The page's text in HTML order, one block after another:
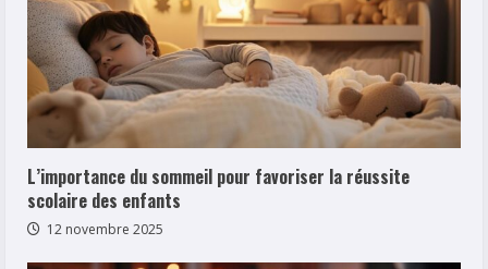
L’importance du sommeil pour favoriser la réussite
scolaire des enfants
12 novembre 2025